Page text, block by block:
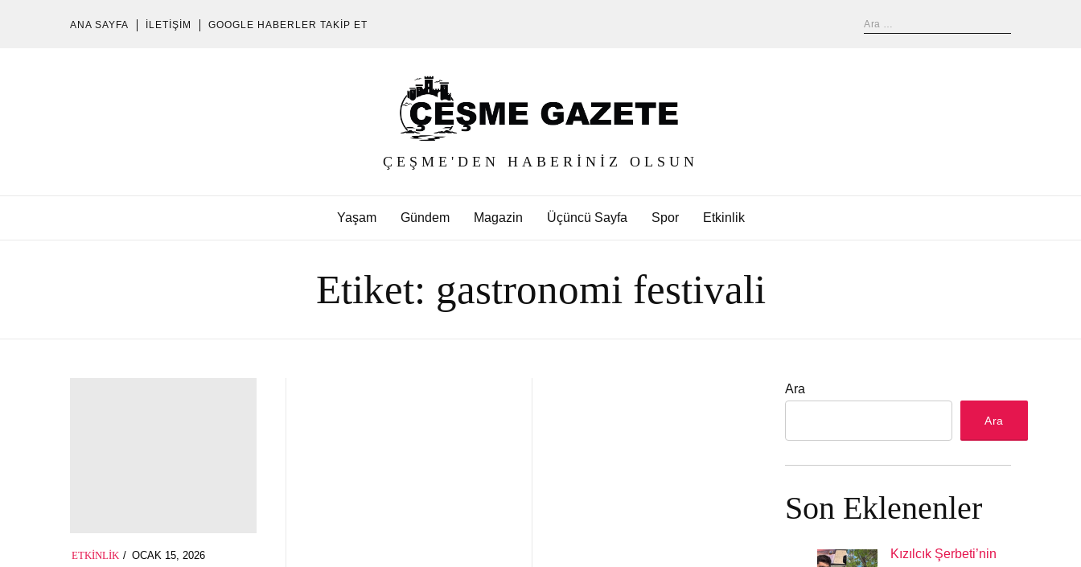
ANA SAYFA İLETIŞIM GOOGLE HABERLER TAKIP ET
ÇEŞME'DEN HABERINIZ OLSUN
Yaşam Gündem Magazin Üçüncü Sayfa Spor Etkinlik
Etiket: gastronomi festivali
ETKINLIK
POSTED
OCAK 15, 2026
Ara
Ara
Son Eklenenler
Kızılcık Şerbeti’nin